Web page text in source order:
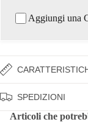
Aggiungi una
SPEDIZIONI
Articoli che